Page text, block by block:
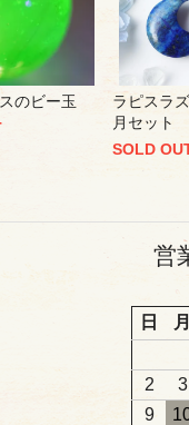
のビー玉
ラピスラ
月セット
SOLD
営
日
月
2
3
9